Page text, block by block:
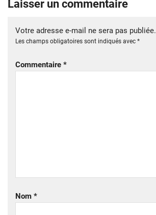
Laisser un commentaire
Votre adresse e-mail ne sera pas publiée.
Les champs obligatoires sont indiqués avec *
Commentaire *
Nom *